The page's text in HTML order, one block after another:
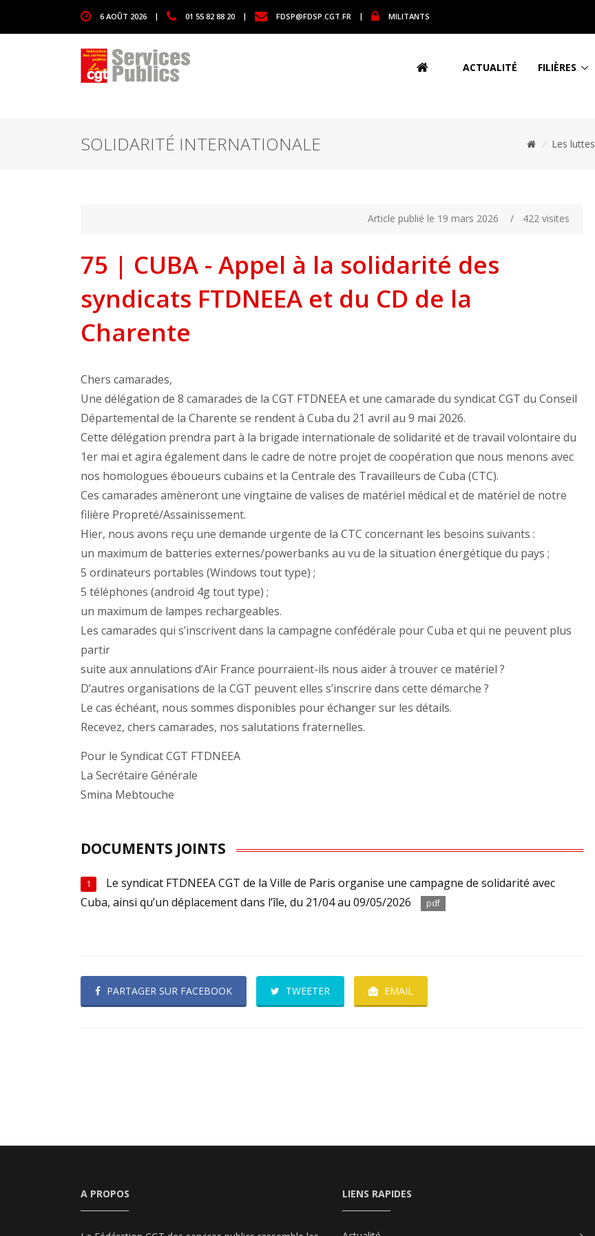
6 AOÛT 2026 | 01 55 82 88 20 | FDSP@FDSP.CGT.FR | MILITANTS
ACTUALITÉ FILIÈRES
SOLIDARITÉ INTERNATIONALE / Les luttes
Article publié le 19 mars 2026 / 422 visites
75 | CUBA - Appel à la solidarité des
syndicats FTDNEEA et du CD de la
Charente
Chers camarades,
Une délégation de 8 camarades de la CGT FTDNEEA et une camarade du syndicat CGT du Conseil
Départemental de la Charente se rendent à Cuba du 21 avril au 9 mai 2026.
Cette délégation prendra part à la brigade internationale de solidarité et de travail volontaire du
1er mai et agira également dans le cadre de notre projet de coopération que nous menons avec
nos homologues éboueurs cubains et la Centrale des Travailleurs de Cuba (CTC).
Ces camarades amèneront une vingtaine de valises de matériel médical et de matériel de notre
filière Propreté/Assainissement.
Hier, nous avons reçu une demande urgente de la CTC concernant les besoins suivants :
un maximum de batteries externes/powerbanks au vu de la situation énergétique du pays ;
5 ordinateurs portables (Windows tout type) ;
5 téléphones (android 4g tout type) ;
un maximum de lampes rechargeables.
Les camarades qui s’inscrivent dans la campagne confédérale pour Cuba et qui ne peuvent plus
partir
suite aux annulations d’Air France pourraient-ils nous aider à trouver ce matériel ?
D’autres organisations de la CGT peuvent elles s’inscrire dans cette démarche ?
Le cas échéant, nous sommes disponibles pour échanger sur les détails.
Recevez, chers camarades, nos salutations fraternelles.
Pour le Syndicat CGT FTDNEEA
La Secrétaire Générale
Smina Mebtouche
DOCUMENTS JOINTS
1
Le syndicat FTDNEEA CGT de la Ville de Paris organise une campagne de solidarité avec
Cuba, ainsi qu’un déplacement dans l’île, du 21/04 au 09/05/2026
pdf
PARTAGER SUR FACEBOOK TWEETER EMAIL
A PROPOS LIENS RAPIDES